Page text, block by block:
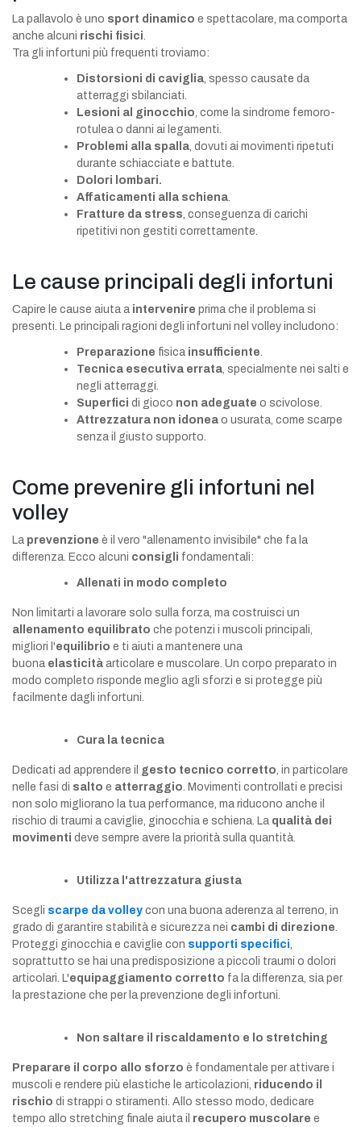
La pallavolo è uno sport dinamico e spettacolare, ma comporta
anche alcuni rischi fisici
Tra gli infortuni più frequenti troviamo:
Distorsioni di caviglia , spesso causate da
atterraggi sbilanciati.
Lesioni al ginocchio , come la sindrome femoro-
rotulea o danni ai legamenti.
Problemi alla spalla , dovuti ai movimenti ripetuti
durante schiacciate e battute.
Dolori lombari.
Affaticamenti alla schiena
Fratture da stress , conseguenza di carichi
ripetitivi non gestiti correttamente.
Le cause principali degli infortuni
Capire le cause aiuta a intervenire prima che il problema si
presenti. Le principali ragioni degli infortuni nel volley includono:
Preparazione fisica insufficiente
Tecnica esecutiva errata , specialmente nei salti e
negli atterraggi.
Superfici di gioco non adeguate o scivolose.
Attrezzatura non idonea o usurata, come scarpe
senza il giusto supporto.
Come prevenire gli infortuni nel
volley
La prevenzione è il vero "allenamento invisibile" che fa la
differenza. Ecco alcuni consigli fondamentali:
Allenati in modo completo
Non limitarti a lavorare solo sulla forza, ma costruisci un
allenamento equilibrato che potenzi i muscoli principali,
migliori l'equilibrio e ti aiuti a mantenere una
buona elasticità articolare e muscolare. Un corpo preparato in
modo completo risponde meglio agli sforzi e si protegge più
facilmente dagli infortuni.
Cura la tecnica
Dedicati ad apprendere il gesto tecnico corretto , in particolare
nelle fasi di salto e atterraggio . Movimenti controllati e precisi
non solo migliorano la tua performance, ma riducono anche il
rischio di traumi a caviglie, ginocchia e schiena. La qualità dei
movimenti deve sempre avere la priorità sulla quantità.
Utilizza l'attrezzatura giusta
Scegli scarpe da volley con una buona aderenza al terreno, in
grado di garantire stabilità e sicurezza nei cambi di direzione
Proteggi ginocchia e caviglie con supporti specifici
soprattutto se hai una predisposizione a piccoli traumi o dolori
articolari. L'equipaggiamento corretto fa la differenza, sia per
la prestazione che per la prevenzione degli infortuni.
Non saltare il riscaldamento e lo stretching
Preparare il corpo allo sforzo è fondamentale per attivare i
muscoli e rendere più elastiche le articolazioni, riducendo il
rischio di strappi o stiramenti. Allo stesso modo, dedicare
tempo allo stretching finale aiuta il recupero muscolare e